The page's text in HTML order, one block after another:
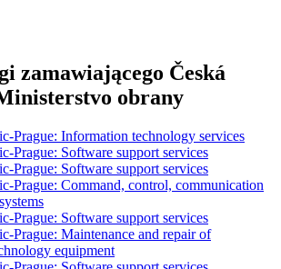
zamawiającego Česká
obrany
Prague: Information technology services
Prague: Software support services
Prague: Software support services
Prague: Command, control, communication
Prague: Software support services
Prague: Maintenance and repair of
equipment